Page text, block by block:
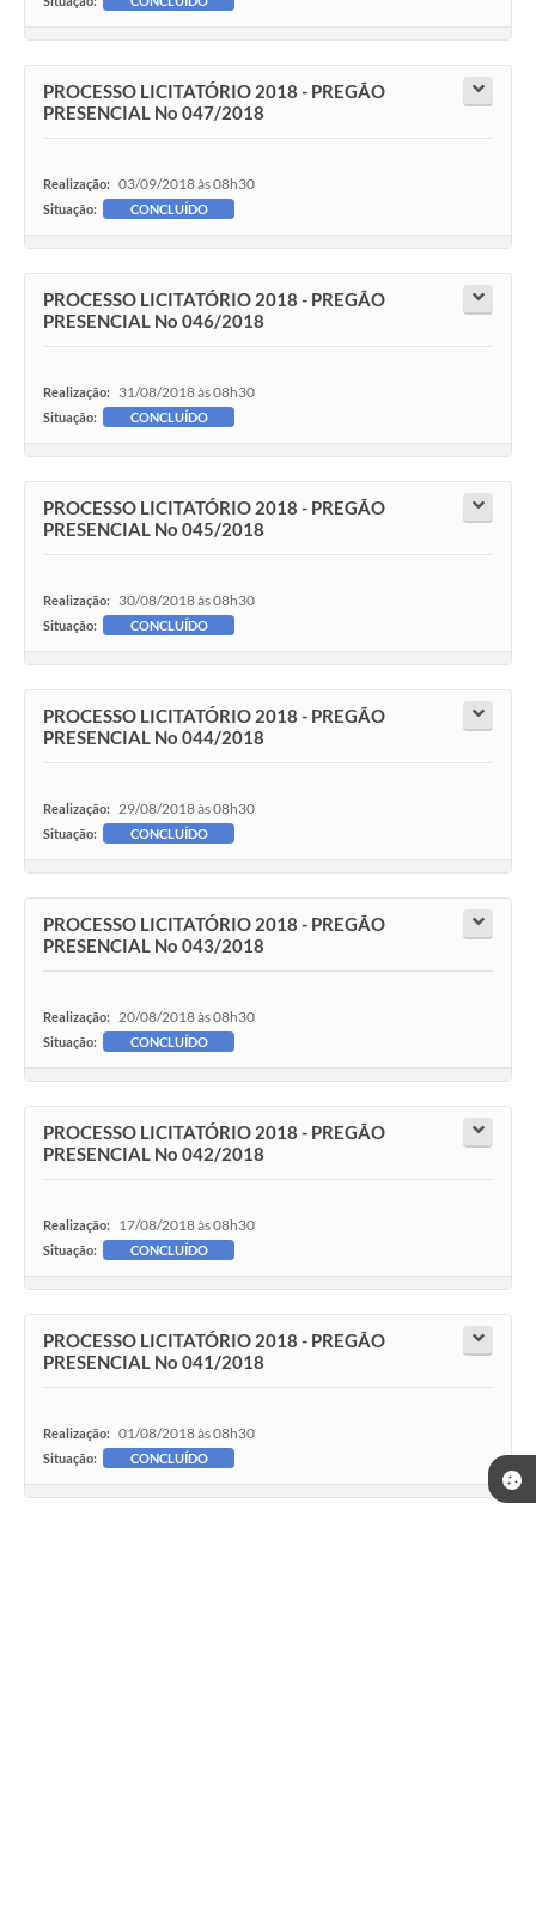
PROCESSO LICITATÓRIO 2018 - PREGÃO
PRESENCIAL No 047/2018
Realização: 03/09/2018 às 08h30
Situação: CONCLUÍDO
PROCESSO LICITATÓRIO 2018 - PREGÃO
PRESENCIAL No 046/2018
Realização: 31/08/2018 às 08h30
Situação: CONCLUÍDO
PROCESSO LICITATÓRIO 2018 - PREGÃO
PRESENCIAL No 045/2018
Realização: 30/08/2018 às 08h30
Situação: CONCLUÍDO
PROCESSO LICITATÓRIO 2018 - PREGÃO
PRESENCIAL No 044/2018
Realização: 29/08/2018 às 08h30
Situação: CONCLUÍDO
PROCESSO LICITATÓRIO 2018 - PREGÃO
PRESENCIAL No 043/2018
Realização: 20/08/2018 às 08h30
Situação: CONCLUÍDO
PROCESSO LICITATÓRIO 2018 - PREGÃO
PRESENCIAL No 042/2018
Realização: 17/08/2018 às 08h30
Situação: CONCLUÍDO
PROCESSO LICITATÓRIO 2018 - PREGÃO
PRESENCIAL No 041/2018
Realização: 01/08/2018 às 08h30
Situação: CONCLUÍDO